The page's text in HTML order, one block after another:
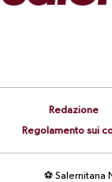
Redazione
Regolamento sui
⚽ Salernitana